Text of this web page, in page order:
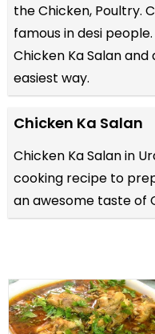
theChicken, Poultry.
famous in desi
Chicken Ka Salan and
easiest way.
Chicken Ka Salan
Chicken Ka Salan in
cooking recipe to
an awesome taste of